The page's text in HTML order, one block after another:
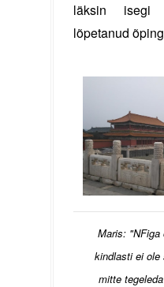
läksin
lõpetanud
Maris: "NFiga
kindlasti ei ole
mitte